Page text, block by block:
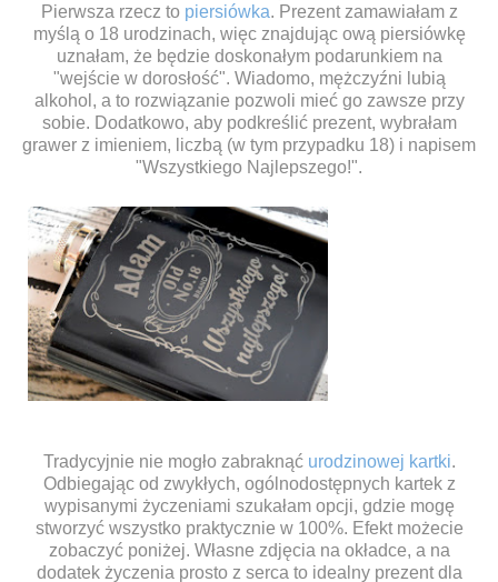
Pierwsza rzecz to piersiówka. Prezent zamawiałam z
myślą o 18 urodzinach, więc znajdując ową piersiówkę
uznałam, że będzie doskonałym podarunkiem na
"wejście w dorosłość". Wiadomo, mężczyźni lubią
alkohol, a to rozwiązanie pozwoli mieć go zawsze przy
sobie. Dodatkowo, aby podkreślić prezent, wybrałam
grawer z imieniem, liczbą (w tym przypadku 18) i napisem
"Wszystkiego Najlepszego!".
Tradycyjnie nie mogło zabraknąć urodzinowej kartki.
Odbiegając od zwykłych, ogólnodostępnych kartek z
wypisanymi życzeniami szukałam opcji, gdzie mogę
stworzyć wszystko praktycznie w 100%. Efekt możecie
zobaczyć poniżej. Własne zdjęcia na okładce, a na
dodatek życzenia prosto z serca to idealny prezent dla